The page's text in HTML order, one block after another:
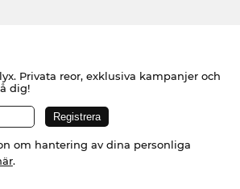
Privata reor, exklusiva kampanjer och
dig!
om hantering av dina personliga
.